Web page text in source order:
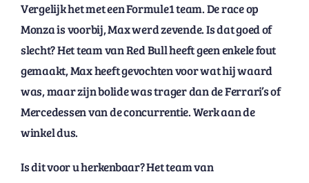
Vergelijk het met een Formule1 team. De race op
Monza is voorbij, Max werd zevende. Is dat goed of
slecht? Het team van Red Bull heeft geen enkele fout
gemaakt, Max heeft gevochten voor wat hij waard
was, maar zijn bolide was trager dan de Ferrari’s of
Mercedessen van de concurrentie. Werk aan de
winkel dus.
Is dit voor u herkenbaar? Het team van